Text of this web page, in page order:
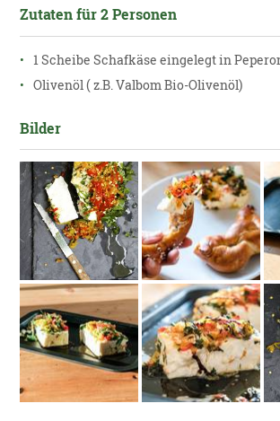
Zutaten für 2 Personen
1 Scheibe Schafkäse eingelegt in
Olivenöl ( z.B. Valbom Bio-Olivenöl)
Bilder